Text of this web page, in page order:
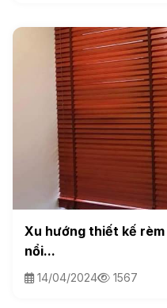
Xu hướng thiết kế
nổi...
14/04/2024 1567